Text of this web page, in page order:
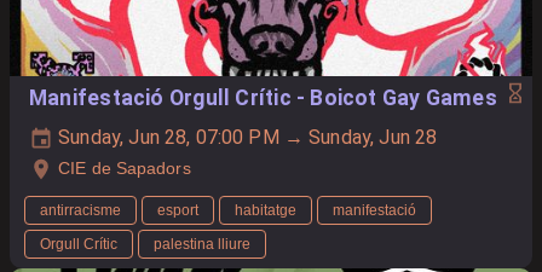
Manifestació Orgull Crític - Boicot Gay Games
Sunday, Jun 28, 07:00 PM → Sunday, Jun 28
CIE de Sapadors
antirracisme esport habitatge
manifestació
Orgull Crític
palestina lliure